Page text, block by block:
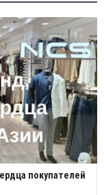
покупателей